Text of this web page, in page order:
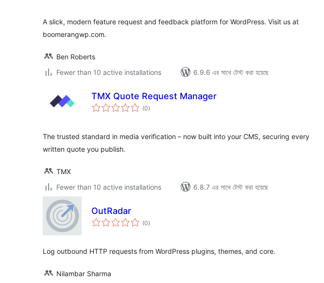
A slick, modern feature request and feedback platform for WordPress. Visit us at
boomerangwp.com.
Ben Roberts
Fewer than 10 active installations
6.9.6 এর সাথে টেস্ট করা হয়েছে
TMX Quote Request Manager
(0total
ratings
)
The trusted standard in media verification – now built into your CMS, securing every
written quote you publish.
TMX
Fewer than 10 active installations
6.8.7 এর সাথে টেস্ট করা হয়েছে
OutRadar
(0total
ratings
)
Log outbound HTTP requests from WordPress plugins, themes, and core.
Nilambar Sharma